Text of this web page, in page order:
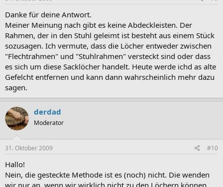
Danke für deine Antwort.
Meiner Meinung nach gibt es keine Abdeckleisten. Der
Rahmen, der in den Stuhl geleimt ist besteht aus einem Stück
sozusagen. Ich vermute, dass die Löcher entweder zwischen
"Flechtrahmen" und "Stuhlrahmen" versteckt sind oder dass
es sich um diese Sacklöcher handelt. Heute werde ichd as alte
Gefelcht entfernen und kann dann wahrscheinlich mehr dazu
sagen.
derdad
Moderator
31. Oktober 2009 #10
Hallo!
Nein, die gesteckte Methode ist es (noch) nicht. Die wenden
wir nur an, wenn wir wirklich nicht zu den Löchern können.